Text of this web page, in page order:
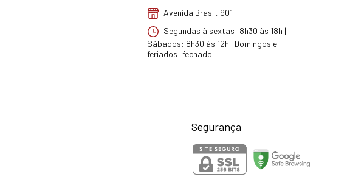
Avenida Brasil, 901
Segundas à sextas: 8h30 às 18h |
Sábados: 8h30 às 12h | Domingos e
feriados: fechado
Segurança